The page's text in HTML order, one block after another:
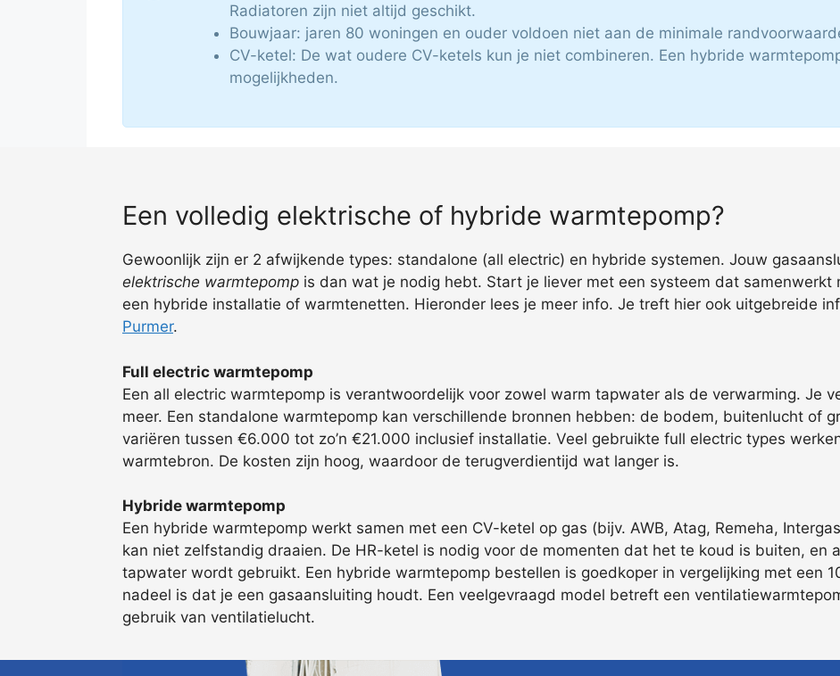
Radiatoren zijn niet altijd geschikt.
Bouwjaar: jaren 80 woningen en ouder voldoen niet aan de minimale
CV-ketel: De wat oudere CV-ketels kun je niet combineren. Een hybride
mogelijkheden.
Een volledig elektrische of hybride warmtepomp?
Gewoonlijk zijn er 2 afwijkende types: standalone (all electric) en hybride systemen. Jouw
elektrische warmtepomp is dan wat je nodig hebt. Start je liever met een systeem dat samenwerkt
een hybride installatie of warmtenetten. Hieronder lees je meer info. Je treft hier ook uitgebreide
Purmer.
Full electric warmtepomp
Een all electric warmtepomp is verantwoordelijk voor zowel warm tapwater als de verwarming. Je
meer. Een standalone warmtepomp kan verschillende bronnen hebben: de bodem, buitenlucht of
variëren tussen €6.000 tot zo’n €21.000 inclusief installatie. Veel gebruikte full electric types
warmtebron. De kosten zijn hoog, waardoor de terugverdientijd wat langer is.
Hybride warmtepomp
Een hybride warmtepomp werkt samen met een CV-ketel op gas (bijv. AWB, Atag, Remeha,
kan niet zelfstandig draaien. De HR-ketel is nodig voor de momenten dat het te koud is buiten, en
tapwater wordt gebruikt. Een hybride warmtepomp bestellen is goedkoper in vergelijking met een
nadeel is dat je een gasaansluiting houdt. Een veelgevraagd model betreft een
gebruik van ventilatielucht.